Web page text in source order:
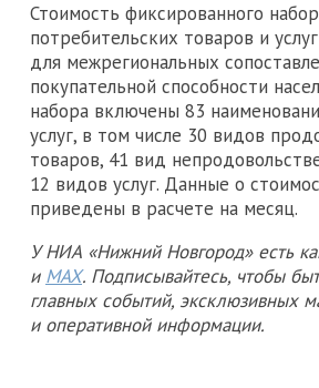
Стоимость фиксированного
потребительских товаров и
для межрегиональных
покупательной способности
набора включены 83
услуг, в том числе 30 видов
товаров, 41 вид
12 видов услуг. Данные о
приведены в расчете на месяц.
У НИА «Нижний Новгород» есть
и MAX. Подписывайтесь, чтобы
главных событий, эксклюзивных
и оперативной информации.